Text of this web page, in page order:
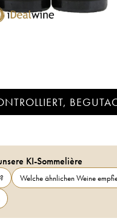
KI-Sommelière
Welche ähnlichen Weine